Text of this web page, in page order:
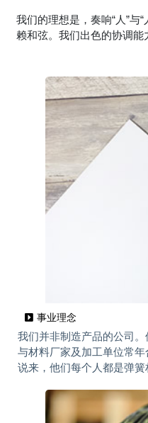
我们的理想是，奏响“人”与“
赖和弦。我们出色的协调能
事业理念
我们并非制造产品的公司
与材料厂家及加工单位常
说来，他们每个人都是弹簧